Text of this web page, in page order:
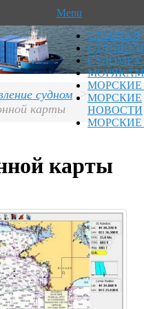
Menu
ГЛАВНАЯ
МОРЯКАМ
МОРСКИЕ
МОРСКИЕ
НОВОСТИ
МОРСКИЕ
судном >
карты
карты